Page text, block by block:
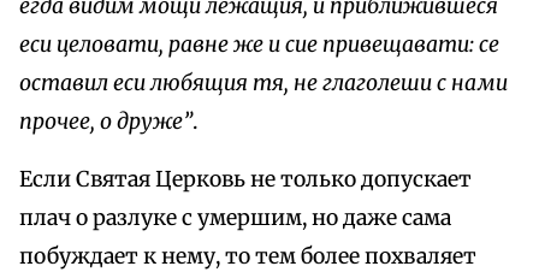
егда видим мощи лежащия, и приближившеся
еси целовати, равне же и сие привещавати: се
оставил еси любящия тя, не глаголеши с нами
прочее, о друже”.
Если Святая Церковь не только допускает
плач о разлуке с умершим, но даже сама
побуждает к нему, то тем более похваляет